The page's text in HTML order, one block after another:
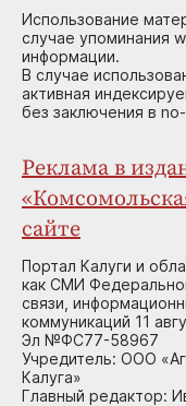
Использование
случае упоминания
информации.
В случае
активная
без заключения в
Реклама в
сайте
Портал Калуги и
как СМИ
связи,
коммуникаций 11
Эл №ФС77-58967
Учредитель: ООО
Калуга»
Главный редактор: